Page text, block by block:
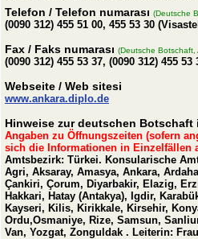
Telefon / Telefon numarası (Deutsche
(0090 312) 455 51 00, 455 53 30
Fax / Faks numarası (Deutsche Botschaft,
(0090 312) 455 53 37, (0090 312) 455
Webseite / Web sitesi
www.ankara.diplo.de
Hinweise zur deutschen Botschaft
Angaben zu Öffnungszeiten (sofern
sich die Informationen in Einzelfällen
Amtsbezirk: Türkei. Konsularische
Agri, Aksaray, Amasya, Ankara,
Çankiri, Çorum, Diyarbakir, Elazig,
Hakkari, Hatay (Antakya), Igdir,
Kayseri, Kilis, Kirikkale, Kirsehir,
Ordu,Osmaniye, Rize, Samsun,
Van, Yozgat, Zonguldak . Leiterin: